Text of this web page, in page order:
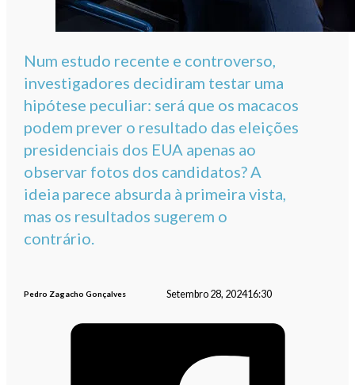
Num estudo recente e controverso,
investigadores decidiram testar uma
hipótese peculiar: será que os macacos
podem prever o resultado das eleições
presidenciais dos EUA apenas ao
observar fotos dos candidatos? A
ideia parece absurda à primeira vista,
mas os resultados sugerem o
contrário.
Pedro Zagacho Gonçalves Setembro 28, 202416:30